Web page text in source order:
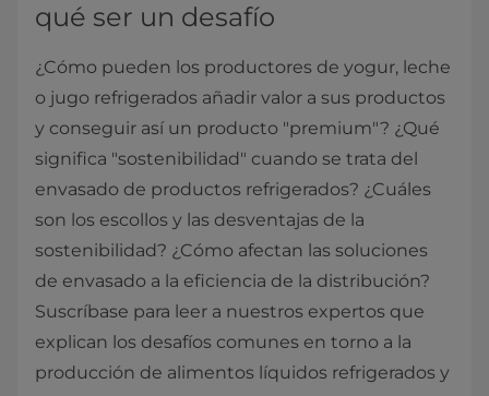
qué ser un desafío
¿Cómo pueden los productores de yogur, leche
o jugo refrigerados añadir valor a sus productos
y conseguir así un producto "premium"? ¿Qué
significa "sostenibilidad" cuando se trata del
envasado de productos refrigerados? ¿Cuáles
son los escollos y las desventajas de la
sostenibilidad? ¿Cómo afectan las soluciones
de envasado a la eficiencia de la distribución?
Suscríbase para leer a nuestros expertos que
explican los desafíos comunes en torno a la
producción de alimentos líquidos refrigerados y